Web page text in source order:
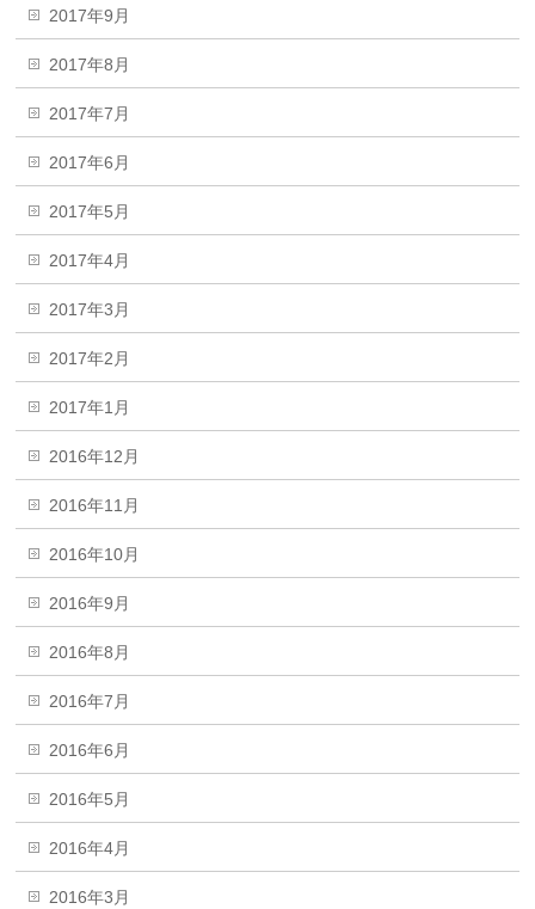
2017年9月
2017年8月
2017年7月
2017年6月
2017年5月
2017年4月
2017年3月
2017年2月
2017年1月
2016年12月
2016年11月
2016年10月
2016年9月
2016年8月
2016年7月
2016年6月
2016年5月
2016年4月
2016年3月